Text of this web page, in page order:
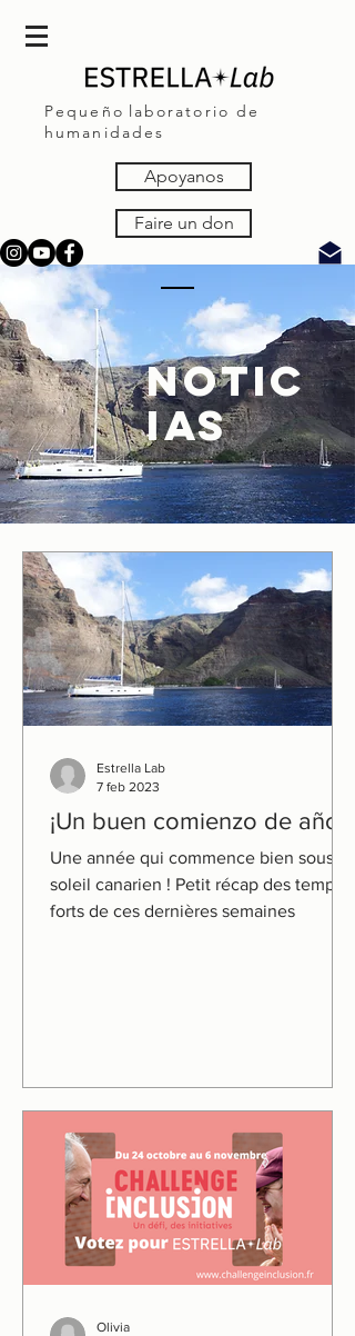
Pequeño laboratorio de
humanidades
Apoyanos
Faire un don
NOTIC
IAS
¡Un buen comienzo de año!
Une année qui commence bien sous le
soleil canarien ! Petit récap des temps
forts de ces dernières semaines
Estrella Lab
7 feb 2023
Olivia